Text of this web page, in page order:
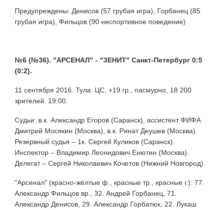
Предупреждены: Денисов (57 грубая игра), Горбанец (85
грубая игра), Фильцов (90 неспортивное поведение).
№6 (№36). "АРСЕНАЛ" - "ЗЕНИТ" Санкт-Петербург 0:5
(0:2).
11 сентября 2016. Тула. ЦС, +19 гр., пасмурно, 18 200
зрителей. 19:00.
Судьи: в.к. Александр Егоров (Саранск), ассистент ФИФА
Дмитрий Мосякин (Москва), в.к. Ринат Деушев (Москва).
Резервный судья – 1к. Сергей Куликов (Саранск).
Инспектор – Владимир Леонидович Енютин (Москва).
Делегат – Сергей Николаевич Кочетов (Нижний Новгород).
"Арсенал" (красно-жёлтые ф., красные тр., красные г.): 77.
Александр Фильцов вр., 32. Андрей Горбанец, 71.
Александр Денисов, 29. Александр Горбатюк, 22. Лукаш